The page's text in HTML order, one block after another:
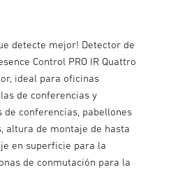
detecte mejor! Detector de
Control PRO IR Quattro
ideal para oficinas
de conferencias y
de conferencias, pabellones
altura de montaje de hasta
en superficie para la
de conmutación para la